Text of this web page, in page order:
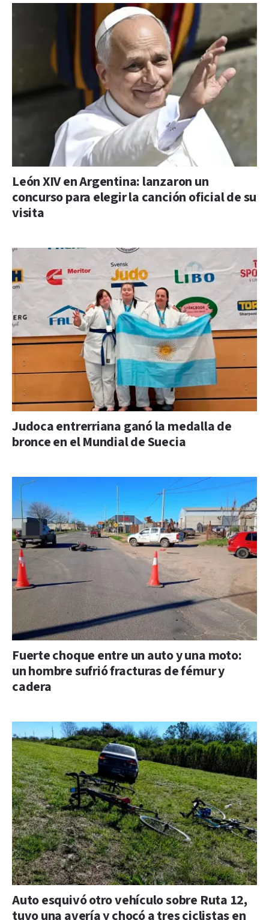
León XIV en Argentina: lanzaron un
concurso para elegir la canción oficial de su
visita
Judoca entrerriana ganó la medalla de
bronce en el Mundial de Suecia
Fuerte choque entre un auto y una moto:
un hombre sufrió fracturas de fémur y
cadera
Auto esquivó otro vehículo sobre Ruta 12,
tuvo una avería y chocó a tres ciclistas en